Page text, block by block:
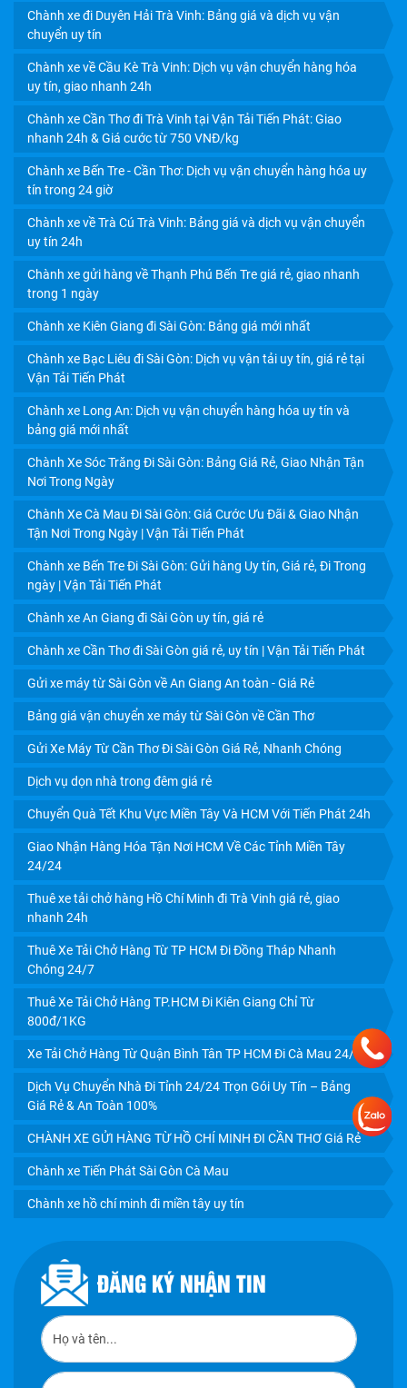
Chành xe đi Duyên Hải Trà Vinh: Bảng giá và dịch vụ vận
chuyển uy tín
Chành xe về Cầu Kè Trà Vinh: Dịch vụ vận chuyển hàng hóa
uy tín, giao nhanh 24h
Chành xe Cần Thơ đi Trà Vinh tại Vận Tải Tiến Phát: Giao
nhanh 24h & Giá cước từ 750 VNĐ/kg
Chành xe Bến Tre - Cần Thơ: Dịch vụ vận chuyển hàng hóa uy
tín trong 24 giờ
Chành xe về Trà Cú Trà Vinh: Bảng giá và dịch vụ vận chuyển
uy tín 24h
Chành xe gửi hàng về Thạnh Phú Bến Tre giá rẻ, giao nhanh
trong 1 ngày
Chành xe Kiên Giang đi Sài Gòn: Bảng giá mới nhất
Chành xe Bạc Liêu đi Sài Gòn: Dịch vụ vận tải uy tín, giá rẻ tại
Vận Tải Tiến Phát
Chành xe Long An: Dịch vụ vận chuyển hàng hóa uy tín và
bảng giá mới nhất
Chành Xe Sóc Trăng Đi Sài Gòn: Bảng Giá Rẻ, Giao Nhận Tận
Nơi Trong Ngày
Chành Xe Cà Mau Đi Sài Gòn: Giá Cước Ưu Đãi & Giao Nhận
Tận Nơi Trong Ngày | Vận Tải Tiến Phát
Chành xe Bến Tre Đi Sài Gòn: Gửi hàng Uy tín, Giá rẻ, Đi Trong
ngày | Vận Tải Tiến Phát
Chành xe An Giang đi Sài Gòn uy tín, giá rẻ
Chành xe Cần Thơ đi Sài Gòn giá rẻ, uy tín | Vận Tải Tiến Phát
Gửi xe máy từ Sài Gòn về An Giang An toàn - Giá Rẻ
Bảng giá vận chuyển xe máy từ Sài Gòn về Cần Thơ
Gửi Xe Máy Từ Cần Thơ Đi Sài Gòn Giá Rẻ, Nhanh Chóng
Dịch vụ dọn nhà trong đêm giá rẻ
Chuyển Quà Tết Khu Vực Miền Tây Và HCM Với Tiến Phát 24h
Giao Nhận Hàng Hóa Tận Nơi HCM Về Các Tỉnh Miền Tây
24/24
Thuê xe tải chở hàng Hồ Chí Minh đi Trà Vinh giá rẻ, giao
nhanh 24h
Thuê Xe Tải Chở Hàng Từ TP HCM Đi Đồng Tháp Nhanh
Chóng 24/7
Thuê Xe Tải Chở Hàng TP.HCM Đi Kiên Giang Chỉ Từ
800đ/1KG
Xe Tải Chở Hàng Từ Quận Bình Tân TP HCM Đi Cà Mau 24/7
Dịch Vụ Chuyển Nhà Đi Tỉnh 24/24 Trọn Gói Uy Tín – Bảng
Giá Rẻ & An Toàn 100%
CHÀNH XE GỬI HÀNG TỪ HỒ CHÍ MINH ĐI CẦN THƠ Giá Rẻ
Chành xe Tiến Phát Sài Gòn Cà Mau
Chành xe hồ chí minh đi miền tây uy tín
ĐĂNG KÝ NHẬN TIN